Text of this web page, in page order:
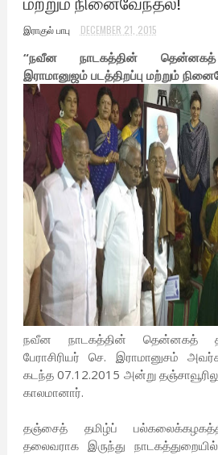
இராகுல் பாபு DECEMBER 21, 2015
“நவீன நாடகத்தின் தென்னகத்
இராமானுஜம் படத்திறப்பு மற்றும்
நவீன நாடகத்தின் தென்னகத்
பேராசிரியர் செ. இராமானுசம்
கடந்த 07.12.2015 அன்று
காலமானார்.
தஞ்சைத் தமிழ்ப்
தலைவராக இருந்து